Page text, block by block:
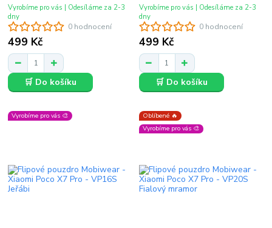
0 hodnocení
499 Kč
Vyrobíme pro vás | Odesíláme za 2-3
dny
🛒 Do košíku
0 hodnocení
499 Kč
Vyrobíme pro vás | Odesíláme za 2-3
dny
🛒 Do košíku
Vyrobíme pro vás 🎨
Oblíbené 🔥
Vyrobíme pro vás 🎨